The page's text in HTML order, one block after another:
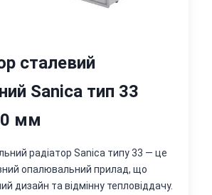
сталевий
Sanica тип 33
мм
радіатор Sanica типу 33 — це
опалювальний прилад, що
дизайн та відмінну тепловіддачу.